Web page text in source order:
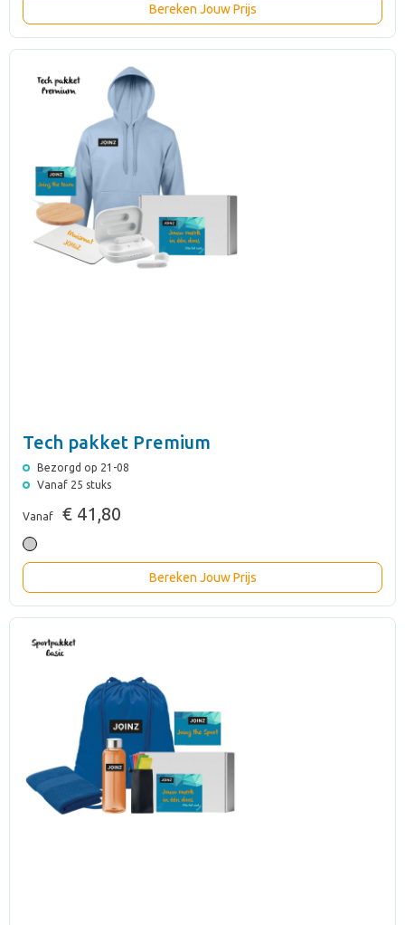
Bereken Jouw Prijs
Tech pakket Premium
Bezorgd op 21-08
Vanaf 25 stuks
Vanaf € 41,80
Bereken Jouw Prijs